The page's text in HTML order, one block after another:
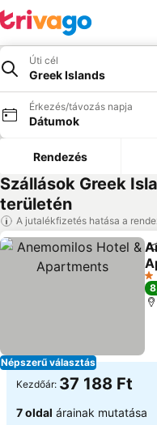
Úti cél
Greek Islands
Érkezés/távozás napja
Dátumok
Rendezés
Szállások Greek
területén
A jutalékfizetés hatása a
Népszerű választás
1
Kezdőár: 37 188 Ft
7 oldal árainak mutatása